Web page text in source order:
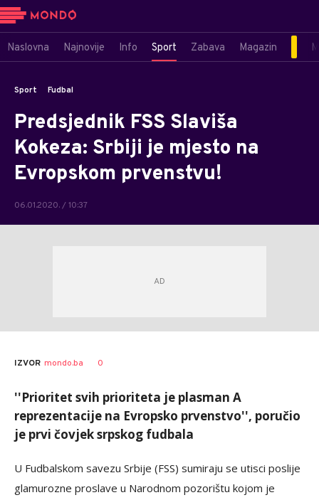
Naslovna Najnovije Info Sport Zabava Magazin
Sport Fudbal
Predsjednik FSS Slaviša
Kokeza: Srbiji je mjesto na
Evropskom prvenstvu!
06.01.2020. / 10:37
AUTOR Anadolija
IZVOR mondo.ba 0
''Prioritet svih prioriteta je plasman A
reprezentacije na Evropsko prvenstvo'', poručio
je prvi čovjek srpskog fudbala
U Fudbalskom savezu Srbije (FSS) sumiraju se utisci poslije
glamurozne proslave u Narodnom pozorištu kojom je